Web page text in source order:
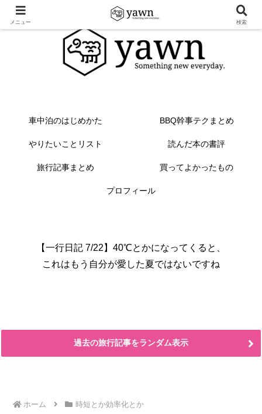
車中泊のはじめかた BBQ幹事テクまとめ
やりたいことリスト 読んだ本の書評
旅行記事まとめ 買ってよかったもの
プロフィール
【一行日記 7/22】40℃とかになってくると、
これはもう自分が愛した夏ではないですね
過去の旅行記事をランダム表示
ホーム 時短とか効率化とか
メニュー 検索